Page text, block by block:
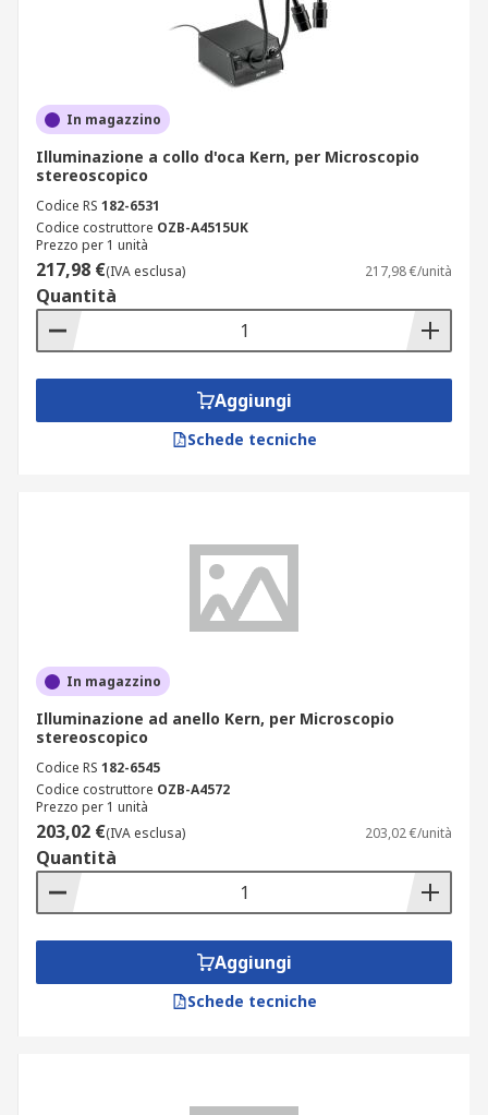
In magazzino
Illuminazione a collo d'oca Kern, per Microscopio
stereoscopico
Codice RS 182-6531
Codice costruttore OZB-A4515UK
Prezzo per 1 unità
217,98 €(IVA esclusa) 217,98 €/unità
Quantità
Aggiungi
Schede tecniche
In magazzino
Illuminazione ad anello Kern, per Microscopio
stereoscopico
Codice RS 182-6545
Codice costruttore OZB-A4572
Prezzo per 1 unità
203,02 €(IVA esclusa) 203,02 €/unità
Quantità
Aggiungi
Schede tecniche